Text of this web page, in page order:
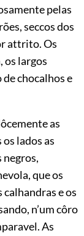
pelas
seccos dos
attrito. Os
os largos
chocalhos e
as
lados as
negros,
que os
calhandras e os
n’um côro
As